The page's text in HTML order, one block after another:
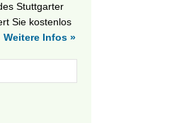
Stuttgarter
Sie kostenlos
Weitere Infos »